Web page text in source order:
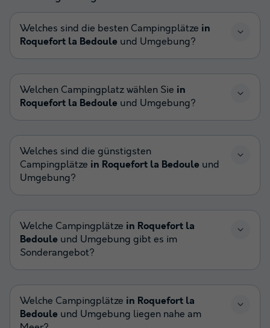
Welches sind die besten Campingplätze in
Roquefort la Bedoule und Umgebung?
Welchen Campingplatz wählen Sie in
Roquefort la Bedoule und Umgebung?
Welches sind die günstigsten
Campingplätze in Roquefort la Bedoule und
Umgebung?
Welche Campingplätze in Roquefort la
Bedoule und Umgebung gibt es im
Sonderangebot?
Welche Campingplätze in Roquefort la
Bedoule und Umgebung liegen nahe am